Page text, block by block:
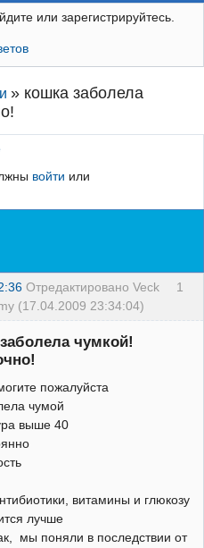
или зарегистрируйтесь.
» кошка заболела
войти или
1
Отредактировано Veck
(17.04.2009 23:34:04)
чумкой!
пожалуйста
чумой
выше 40
витамины и глюкозу
лучше
мы поняли в последствии от